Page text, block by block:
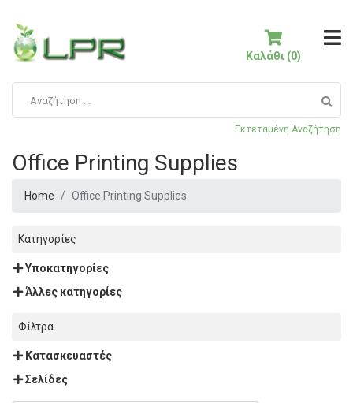
Εκτεταμένη Αναζήτηση
Καλάθι (0)
Office Printing Supplies
Home Office Printing Supplies
Κατηγορίες
Υποκατηγορίες
Άλλες κατηγορίες
Φίλτρα
Κατασκευαστές
Σελίδες